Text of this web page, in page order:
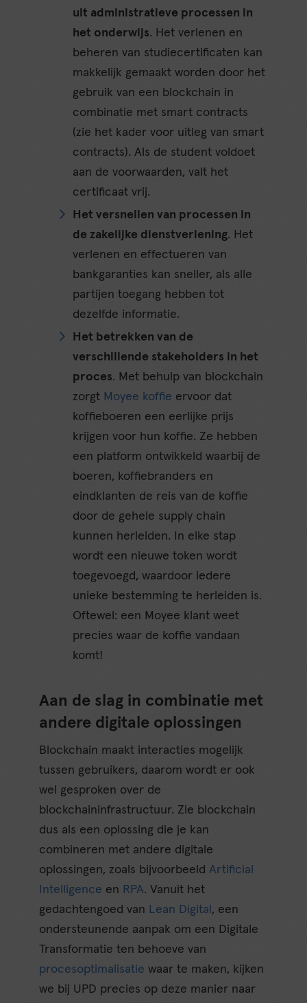
uit administratieve processen in
het onderwijs. Het verlenen en
beheren van studiecertificaten kan
makkelijk gemaakt worden door het
gebruik van een blockchain in
combinatie met smart contracts
(zie het kader voor uitleg van smart
contracts). Als de student voldoet
aan de voorwaarden, valt het
certificaat vrij.
Het versnellen van processen in
de zakelijke dienstverlening. Het
verlenen en effectueren van
bankgaranties kan sneller, als alle
partijen toegang hebben tot
dezelfde informatie.
Het betrekken van de
verschillende stakeholders in het
proces. Met behulp van blockchain
zorgt Moyee koffie ervoor dat
koffieboeren een eerlijke prijs
krijgen voor hun koffie. Ze hebben
een platform ontwikkeld waarbij de
boeren, koffiebranders en
eindklanten de reis van de koffie
door de gehele supply chain
kunnen herleiden. In elke stap
wordt een nieuwe token wordt
toegevoegd, waardoor iedere
unieke bestemming te herleiden is.
Oftewel: een Moyee klant weet
precies waar de koffie vandaan
komt!
Aan de slag in combinatie met
andere digitale oplossingen
Blockchain maakt interacties mogelijk
tussen gebruikers, daarom wordt er ook
wel gesproken over de
blockchaininfrastructuur. Zie blockchain
dus als een oplossing die je kan
combineren met andere digitale
oplossingen, zoals bijvoorbeeld Artificial
Intelligence en RPA. Vanuit het
gedachtengoed van Lean Digital , een
ondersteunende aanpak om een Digitale
Transformatie ten behoeve van
procesoptimalisatie waar te maken, kijken
we bij UPD precies op deze manier naar